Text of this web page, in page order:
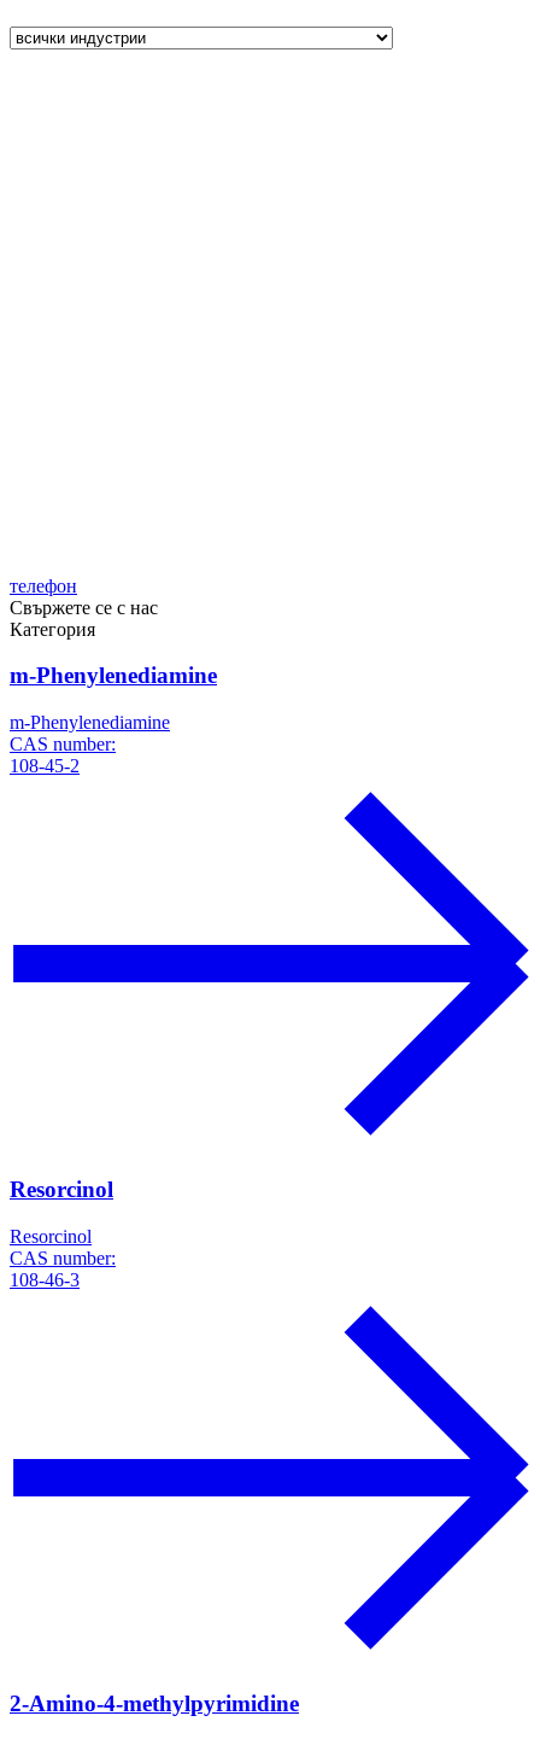
телефон
Свържете се с нас
Категория
m-Phenylenediamine
m-Phenylenediamine
CAS number:
108-45-2
Resorcinol
Resorcinol
CAS number:
108-46-3
2-Amino-4-methylpyrimidine